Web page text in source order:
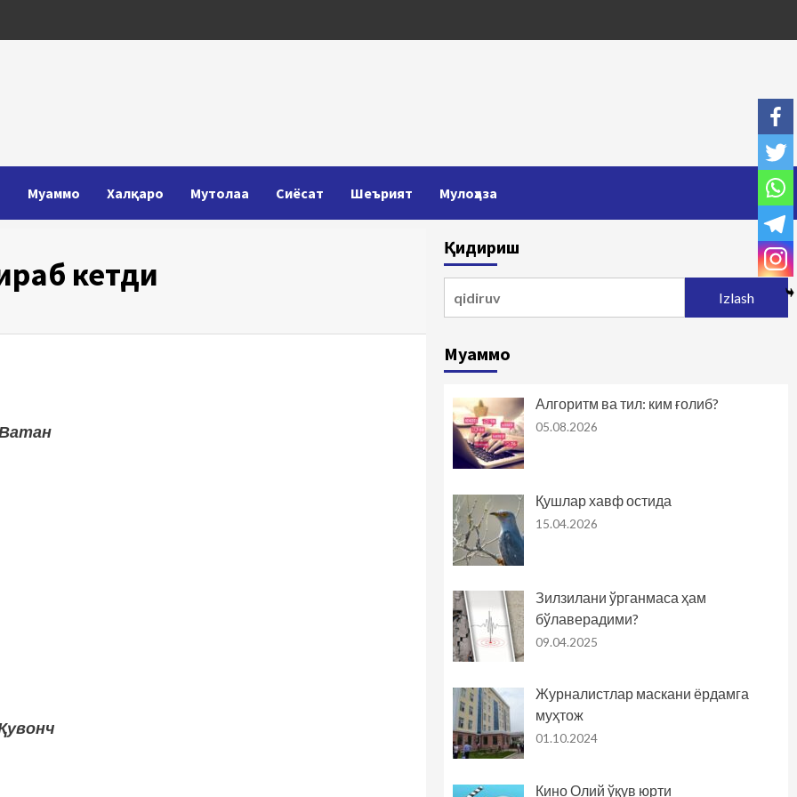
Муаммо Халқаро Мутолаа Сиёсат Шеърият Мулоҳаза
кетди
Қидириш
Муаммо
Алгоритм ва тил: ким ғолиб?
05.08.2026
Қушлар хавф остида
15.04.2026
Зилзилани ўрганмаса ҳам
бўлаверадими?
09.04.2025
Журналистлар маскани ёрдамга
муҳтож
01.10.2024
Кино Олий ўқув юрти